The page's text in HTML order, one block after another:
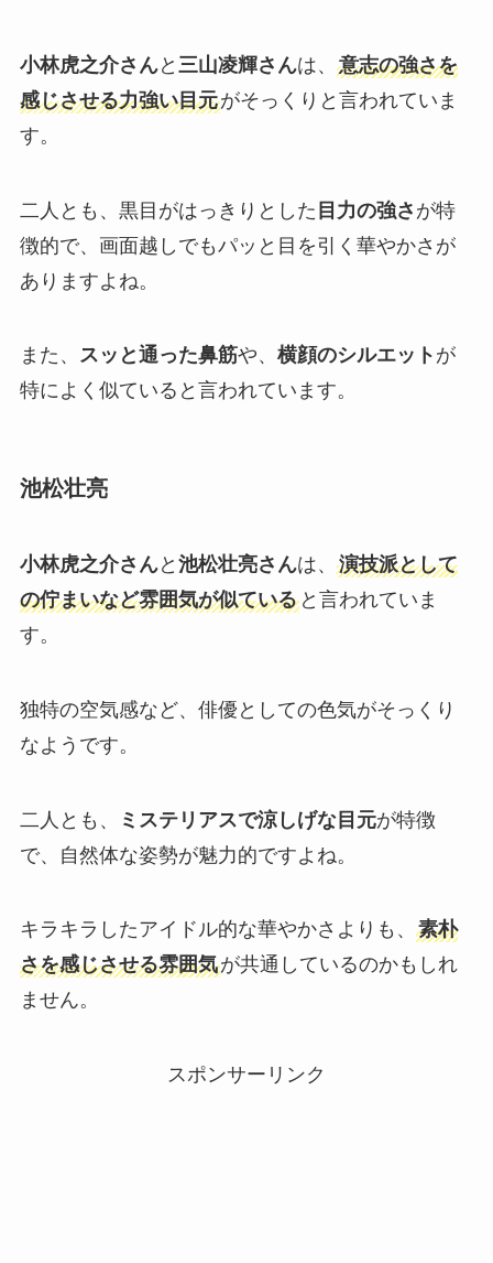
小林虎之介さんと 三山凌輝さんは、 意志の強さを
感じさせる力強い目元がそっくりと言われていま
す。
二人とも、黒目がはっきりとした 目力の強さ が特
徴的で、画面越しでもパッと目を引く華やかさが
ありますよね。
また、 スッと通った鼻筋や、 横顔のシルエット が
特によく似ていると言われています。
池松壮亮
小林虎之介さんと 池松壮亮さんは、 演技派として
の佇まいなど雰囲気が似ていると言われていま
す。
独特の空気感など、俳優としての色気がそっくり
なようです。
二人とも、 ミステリアスで涼しげな目元が特徴
で、自然体な姿勢が魅力的ですよね。
キラキラしたアイドル的な華やかさよりも、 素朴
さを感じさせる雰囲気が共通しているのかもしれ
ません。
スポンサーリンク